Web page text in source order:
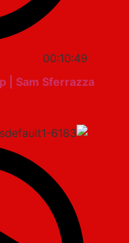
00:10:49
| Sam Sferrazza